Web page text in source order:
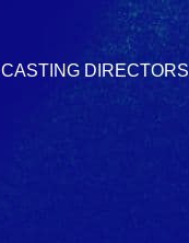
CASTING DIRECTORS